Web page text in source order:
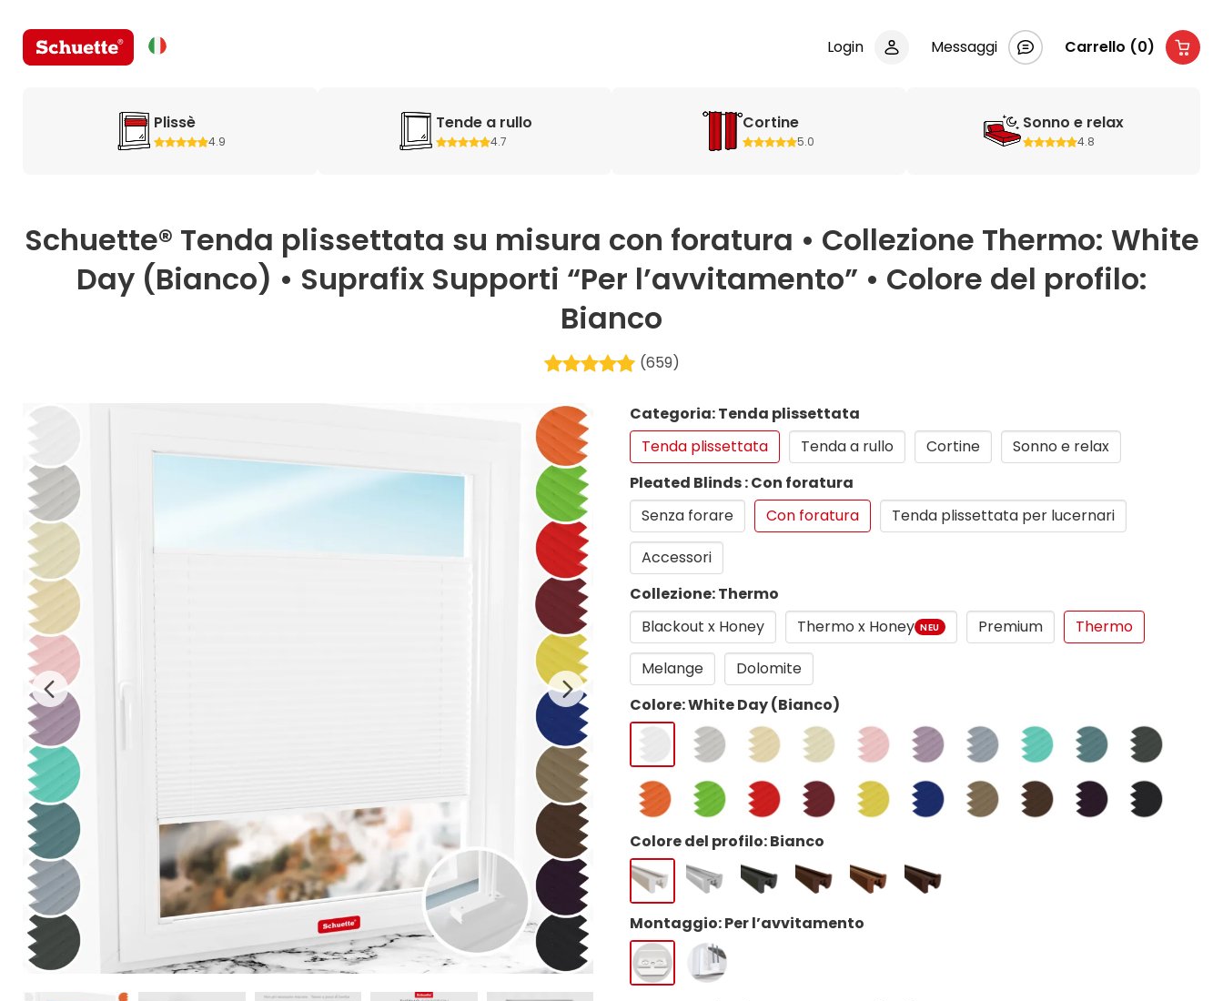
Login Messaggi Carrello (0)
Plissè
4.9
Tende a rullo
4.7
Cortine
5.0
Sonno e relax
4.8
Schuette® Tenda plissettata su misura con foratura • Collezione Thermo: White
Day (Bianco) • Suprafix Supporti “Per l’avvitamento” • Colore del profilo:
Bianco
(659)
Categoria: Tenda plissettata
Tenda plissettata
Tenda a rullo Cortine
Sonno e relax
Pleated Blinds : Con foratura
Senza forare
Con foratura
Tenda plissettata per lucernari
Accessori
Collezione: Thermo
Blackout x Honey
Thermo x Honey NEU Premium
Thermo
Melange
Dolomite
Colore: White Day (Bianco)
Colore del profilo: Bianco
Montaggio: Per l’avvitamento